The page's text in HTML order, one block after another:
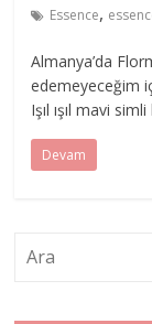
Essence,
Almanya’da
edemeyeceğim
Işıl ışıl mavi
Devam